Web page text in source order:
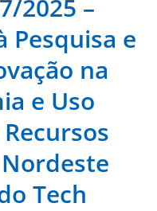
2025 –
Pesquisa e
na
e Uso
Tech